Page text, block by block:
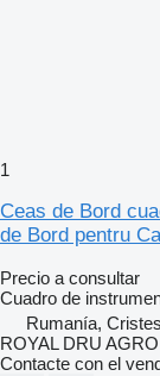
1
Ceas de Bord
de Bord pentru
Precio a consultar
Cuadro de
Rumanía,
ROYAL DRU
Contacte con el